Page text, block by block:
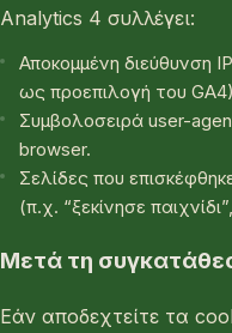
Analytics 4 συλλέγει:
Αποκομμένη διεύθυνση
ως προεπιλογή του
Συμβολοσειρά user-
browser.
Σελίδες που
(π.χ. “ξεκίνησε
Μετά τη
Εάν αποδεχτείτε τα